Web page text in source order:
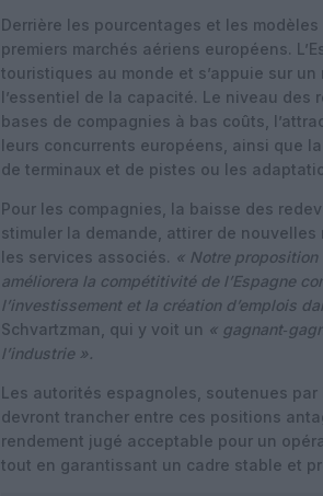
Derrière les pourcentages et les
premiers marchés aériens européens.
touristiques au monde et s’appuie sur un
l’essentiel de la capacité. Le niveau
bases de compagnies à bas coûts,
leurs concurrents européens, ainsi que
de terminaux et de pistes ou les
Pour les compagnies, la baisse des
stimuler la demande, attirer de
les services associés. « Notre
améliorera la compétitivité de l’Espagne
l’investissement et la création d’emplois
Schvartzman, qui y voit un «
l’industrie ».
Les autorités espagnoles, soutenues par
devront trancher entre ces positions
rendement jugé acceptable pour un
tout en garantissant un cadre stable et